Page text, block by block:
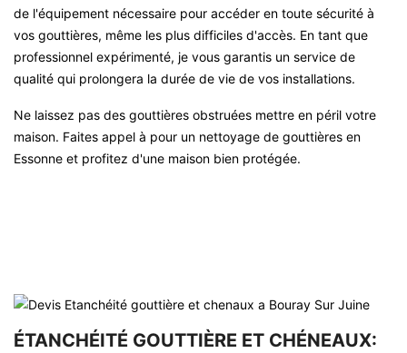
de l'équipement nécessaire pour accéder en toute sécurité à
vos gouttières, même les plus difficiles d'accès. En tant que
professionnel expérimenté, je vous garantis un service de
qualité qui prolongera la durée de vie de vos installations.
Ne laissez pas des gouttières obstruées mettre en péril votre
maison. Faites appel à pour un nettoyage de gouttières en
Essonne et profitez d'une maison bien protégée.
ÉTANCHÉITÉ GOUTTIÈRE ET CHÉNEAUX: